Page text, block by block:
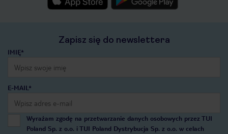
Zapisz się do newslettera
IMIĘ*
E-MAIL*
Wyrażam zgodę na przetwarzanie danych osobowych przez TUI
Poland Sp. z o.o. i TUI Poland Dystrybucja Sp. z o.o. w celach